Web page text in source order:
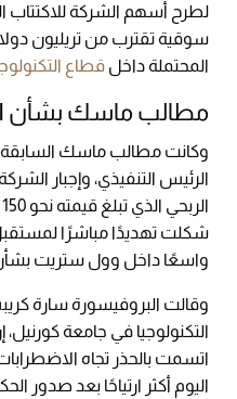
لطرح أسهم الشركة للاكتتاب
سوقية تقترب من تريليون
المحتملة داخل قطاع
مطالب ماسك بشأن OpenAI
وكانت مطالب ماسك السابقة
الرئيس التنفيذي، وإجبار
شكلت تهديدًا مباشرًا لمستقبل
واسعًا داخل وول ستريت
وقالت البروفيسورة سارة
التكنولوجيا في جامعة
اتسمت بالحذر تجاه
اليوم أكثر ارتياحًا بعد صدور